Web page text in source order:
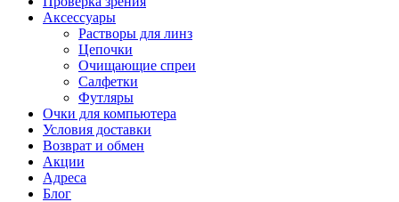
Аксессуары
Растворы для линз
Цепочки
Очищающие спреи
Салфетки
Футляры
Очки для компьютера
Условия доставки
Возврат и обмен
Акции
Адреса
Блог